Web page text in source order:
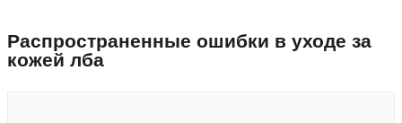
Распространенные ошибки в уходе за
кожей лба